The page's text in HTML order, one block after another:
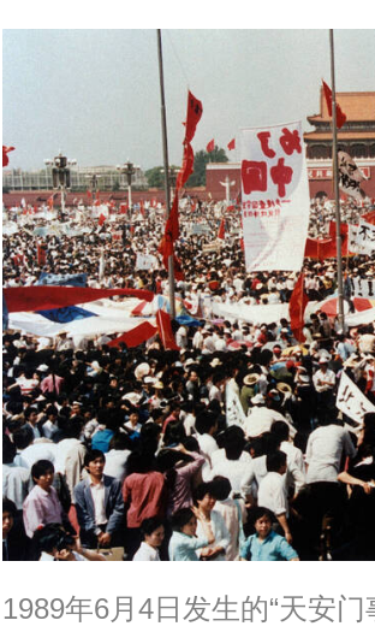
1989年6月4日发生的“天安